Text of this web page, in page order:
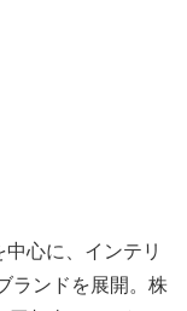
中心に、インテリ
ランドを展開。株